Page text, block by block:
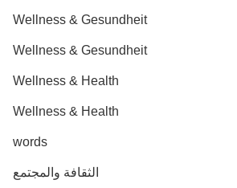
Wellness & Gesundheit
Wellness & Gesundheit
Wellness & Health
Wellness & Health
words
الثقافة والمجتمع